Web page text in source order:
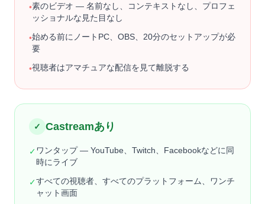
•素のビデオ — 名前なし、コンテキストなし、プロフェ
ッショナルな見た目なし
•始める前にノートPC、OBS、20分のセットアップが必
要
•視聴者はアマチュアな配信を見て離脱する
✓ Castreamあり
✓ ワンタップ — YouTube、Twitch、Facebookなどに同
時にライブ
✓すべての視聴者、すべてのプラットフォーム、ワンチ
ャット画面